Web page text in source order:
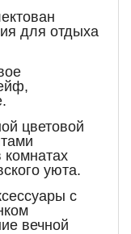
для отдыха
цветовой
комнатах
уюта.
с
вечной